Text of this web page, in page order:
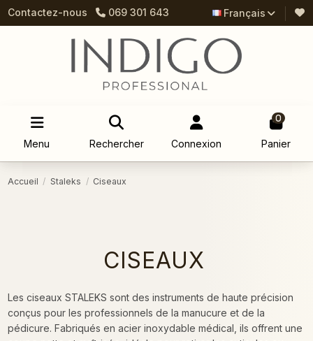
Contactez-nous 069 301 643 Français
Menu Rechercher Connexion
0
Panier
Accueil Staleks Ciseaux
CISEAUX
Les ciseaux STALEKS sont des instruments de haute précision
conçus pour les professionnels de la manucure et de la
pédicure. Fabriqués en acier inoxydable médical, ils offrent une